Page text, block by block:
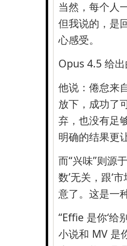
当然，每个人
但我说的，是
心感受。
Opus 4.5 给
他说：倦怠来
放下，成功了
弃，也没有足
明确的结果更
而“兴味”则源
数’无关，跟‘
意了。这是一
“Effie 是你‘给
小说和 MV 是